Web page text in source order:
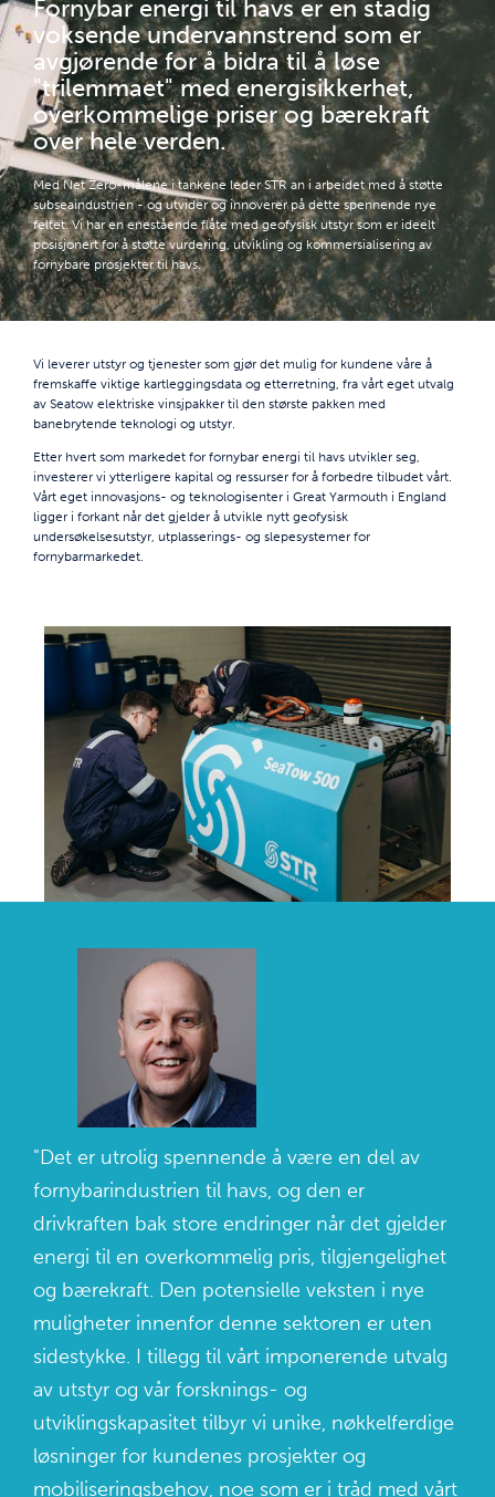
Fornybar energi til havs er en stadig
voksende undervannstrend som er
avgjørende for å bidra til å løse
"trilemmaet" med energisikkerhet,
overkommelige priser og bærekraft
over hele verden.
Med Net Zero-målene i tankene leder STR an i arbeidet med å støtte
subseaindustrien - og utvider og innoverer på dette spennende nye
feltet. Vi har en enestående flåte med geofysisk utstyr som er ideelt
posisjonert for å støtte vurdering, utvikling og kommersialisering av
fornybare prosjekter til havs.
Vi leverer utstyr og tjenester som gjør det mulig for kundene våre å
fremskaffe viktige kartleggingsdata og etterretning, fra vårt eget utvalg
av Seatow elektriske vinsjpakker til den største pakken med
banebrytende teknologi og utstyr.
Etter hvert som markedet for fornybar energi til havs utvikler seg,
investerer vi ytterligere kapital og ressurser for å forbedre tilbudet vårt.
Vårt eget innovasjons- og teknologisenter i Great Yarmouth i England
ligger i forkant når det gjelder å utvikle nytt geofysisk
undersøkelsesutstyr, utplasserings- og slepesystemer for
fornybarmarkedet.
"Det er utrolig spennende å være en del av
fornybarindustrien til havs, og den er
drivkraften bak store endringer når det gjelder
energi til en overkommelig pris, tilgjengelighet
og bærekraft. Den potensielle veksten i nye
muligheter innenfor denne sektoren er uten
sidestykke. I tillegg til vårt imponerende utvalg
av utstyr og vår forsknings- og
utviklingskapasitet tilbyr vi unike, nøkkelferdige
løsninger for kundenes prosjekter og
mobiliseringsbehov, noe som er i tråd med vårt